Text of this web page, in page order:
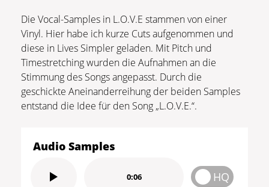
Die Vocal-Samples in L.O.V.E stammen von einer
Vinyl. Hier habe ich kurze Cuts aufgenommen und
diese in Lives Simpler geladen. Mit Pitch und
Timestretching wurden die Aufnahmen an die
Stimmung des Songs angepasst. Durch die
geschickte Aneinanderreihung der beiden Samples
entstand die Idee für den Song „L.O.V.E.“.
Audio Samples
0:06 HQ